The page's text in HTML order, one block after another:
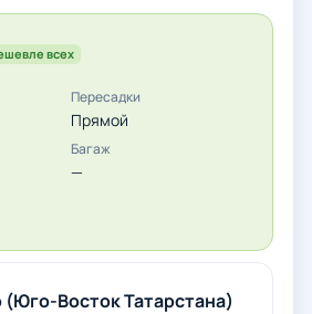
всех
Прямой
—
Восток Татарстана)